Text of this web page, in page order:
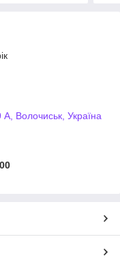
А, Волочиськ, Україна